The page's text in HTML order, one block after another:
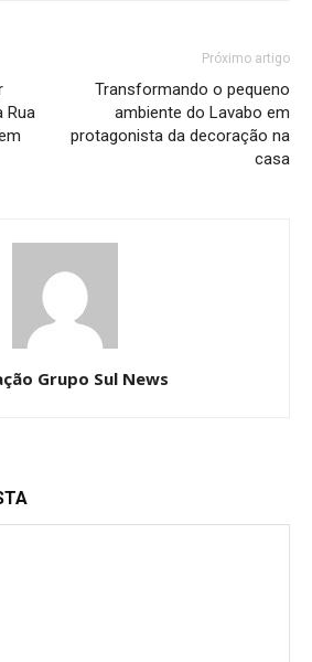
Rua
Próximo artigo
Transformando o pequeno
ambiente do Lavabo em
protagonista da decoração na
casa
Grupo Sul News